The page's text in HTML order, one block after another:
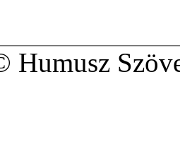
Humusz